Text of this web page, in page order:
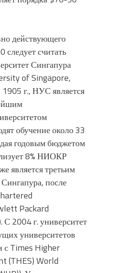
действующего
считать
Сингапура
of Singapore,
г., НУС является
обучение около 33
годовым бюджетом
8% НИОКР
является третьим
после
Packard
С 2004 г. университет
университетов
с Times Higher
(THES) World